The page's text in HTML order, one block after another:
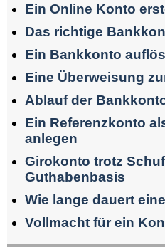
Ein Online Konto
Das richtige
Ein Bankkonto
Eine Überweisung
Ablauf der
Ein Referenzkonto
anlegen
Girokonto trotz
Guthabenbasis
Wie lange dauert
Vollmacht für ein